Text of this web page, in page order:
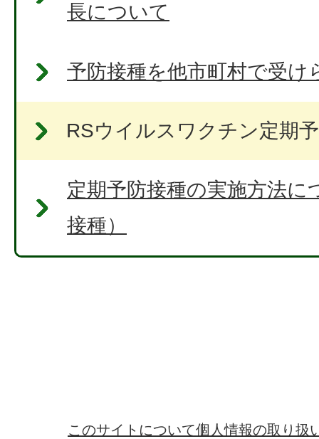
長について
予防接種を他市町村で受け
RSウイルスワクチン定期
定期予防接種の実施方法に
接種）
このサイトについて個人情報の取り扱